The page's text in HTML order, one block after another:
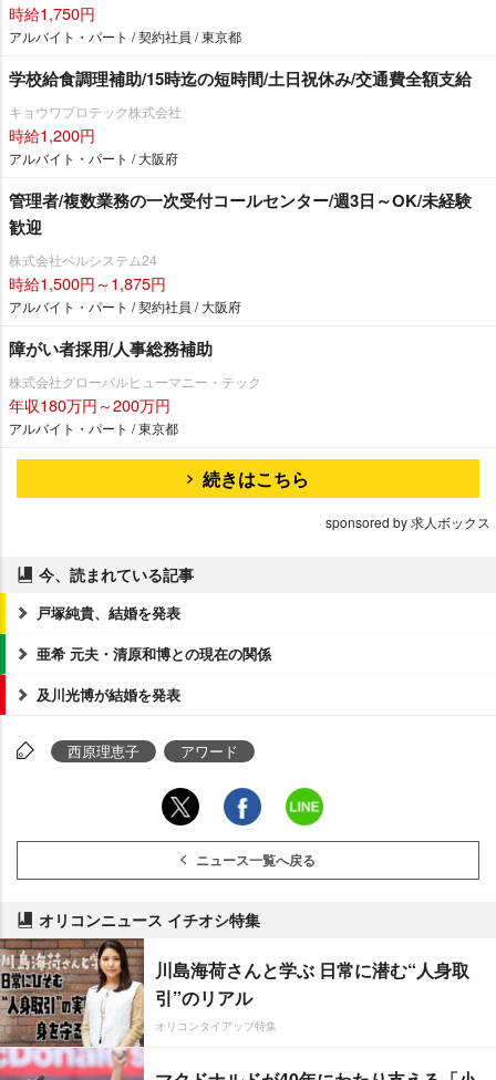
時給1,750円
アルバイト・パート / 契約社員 / 東京都
学校給食調理補助/15時迄の短時間/土日祝休み/交通費全額支給
キョウワプロテック株式会社
時給1,200円
アルバイト・パート / 大阪府
管理者/複数業務の一次受付コールセンター/週3日～OK/未経験
歓迎
株式会社ベルシステム24
時給1,500円～1,875円
アルバイト・パート / 契約社員 / 大阪府
障がい者採用/人事総務補助
株式会社グローバルヒューマニー・テック
年収180万円～200万円
アルバイト・パート / 東京都
続きはこちら
sponsored by 求人ボックス
今、読まれている記事
戸塚純貴、結婚を発表
亜希 元夫・清原和博との現在の関係
及川光博が結婚を発表
西原理恵子 アワード
ニュース一覧へ戻る
オリコンニュース イチオシ特集
川島海荷さんと学ぶ 日常に潜む“人身取
引”のリアル
オリコンタイアップ特集